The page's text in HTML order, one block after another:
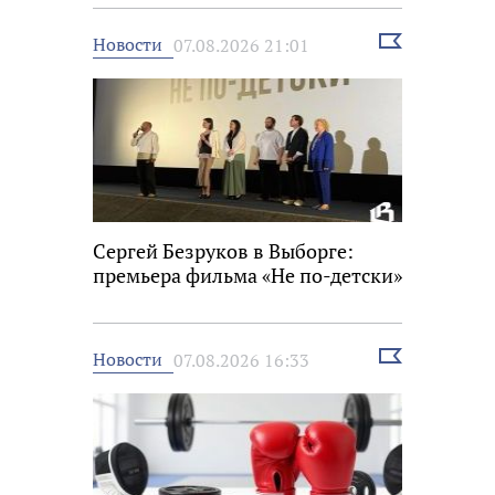
Новости 07.08.2026 21:01
Выбрать
Сергей Безруков в Выборге:
премьера фильма «Не по-детски»
Новости 07.08.2026 16:33
Выбрать